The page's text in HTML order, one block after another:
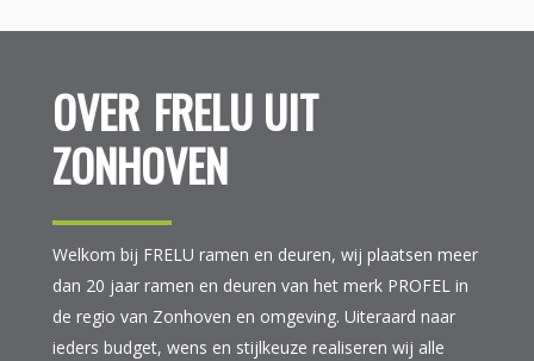
OVER FRELU UIT
ZONHOVEN
Welkom bij FRELU ramen en deuren, wij plaatsen meer
dan 20 jaar ramen en deuren van het merk PROFEL in
de regio van Zonhoven en omgeving. Uiteraard naar
ieders budget, wens en stijlkeuze realiseren wij alle